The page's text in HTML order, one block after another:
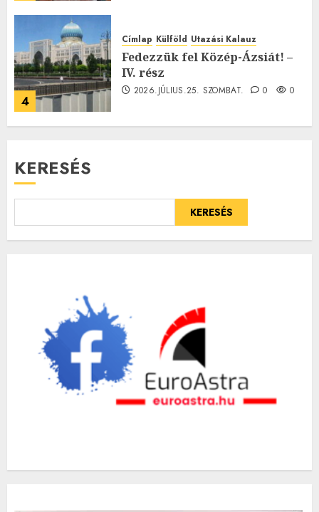
4
Címlap Külföld Utazási Kalauz
Fedezzük fel Közép-Ázsiát! –
IV. rész
2026.JÚLIUS.25. SZOMBAT. 0 0
KERESÉS
KERESÉS